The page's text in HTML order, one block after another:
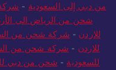
من دبي إلى السعودية -
شحن من الرياض الى
للاردن - شركة شحن من
للاردن - شركة شحن من
للسعودية - شحن من دبي